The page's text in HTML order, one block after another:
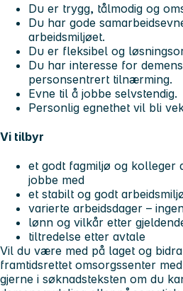
Du er trygg, tålmodig og
Du har gode
arbeidsmiljøet.
Du er fleksibel og
Du har interesse for
personsentrert tilnærming.
Evne til å jobbe selvstendig.
Personlig egnethet vil bli
Vi tilbyr
et godt fagmiljø og kolleger
jobbe med
et stabilt og godt
varierte arbeidsdager –
lønn og vilkår etter
tiltredelse etter avtale
Vil du være med på laget og
framtidsrettet omsorgssenter
gjerne i søknadsteksten om du